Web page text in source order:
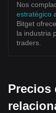
Nos
estratégico
Bitget
la industria
traders.
Precios